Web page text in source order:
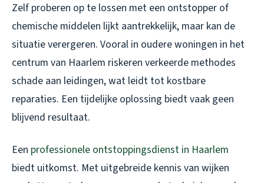
Zelf proberen op te lossen met een ontstopper of
chemische middelen lijkt aantrekkelijk, maar kan de
situatie verergeren. Vooral in oudere woningen in het
centrum van Haarlem riskeren verkeerde methodes
schade aan leidingen, wat leidt tot kostbare
reparaties. Een tijdelijke oplossing biedt vaak geen
blijvend resultaat.
Een professionele ontstoppingsdienst in Haarlem
biedt uitkomst. Met uitgebreide kennis van wijken